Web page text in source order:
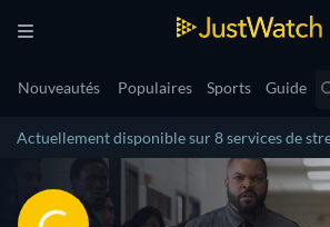
Nouveautés Populaires Sports Guide
Actuellement disponible sur 8 services de